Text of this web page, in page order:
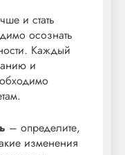
и стать
осознать
Каждый
и
– определите,
изменения